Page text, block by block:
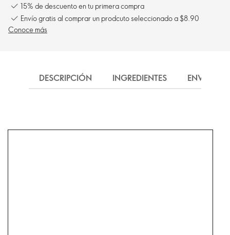
15% de descuento en tu primera compra
Envío gratis al comprar un prodcuto seleccionado a $8.90
Conoce más
DESCRIPCIÓN INGREDIENTES ENVÍO